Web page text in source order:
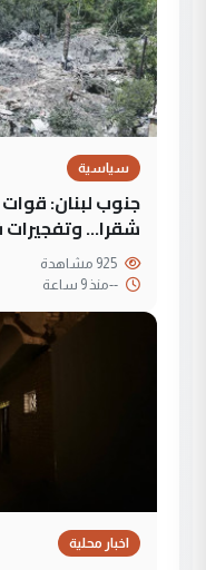
سياسية
جنوب لبنان:
شقرا… وتفجيرات
--منذ 9 ساعة
اخبار محلية